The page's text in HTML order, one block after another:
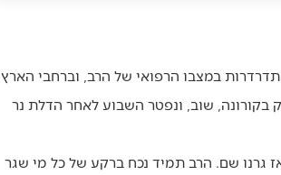
במצבו הרפואי של הרב, וברחבי הארץ
בקורונה, שוב, ונפטר השבוע לאחר הדלת נר
גרנו שם. הרב תמיד נכח ברקע של כל מי שגר